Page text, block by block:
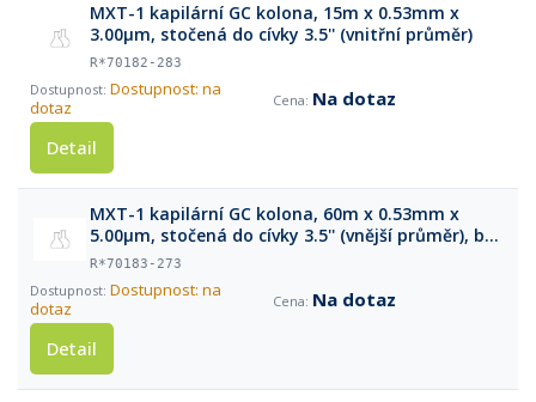
MXT-1 kapilární GC kolona, 15m x 0.53mm x
3.00μm, stočená do cívky 3.5'' (vnitřní průměr)
R*70182-283
Dostupnost: na
dotaz
Na dotaz
Detail
MXT-1 kapilární GC kolona, 60m x 0.53mm x
5.00μm, stočená do cívky 3.5'' (vnější průměr), bez
klece
R*70183-273
Dostupnost: na
dotaz
Na dotaz
Detail